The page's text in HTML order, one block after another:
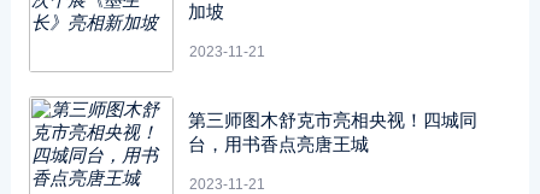
加坡
2023-11-21
第三师图木舒克市亮相央视！四城同
台，用书香点亮唐王城
2023-11-21